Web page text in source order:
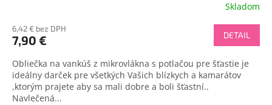
Skladom
6,42 € bez DPH
7,90 € DETAIL
Obliečka na vankúš z mikrovlákna s potlačou pre šťastie je
ideálny darček pre všetkých Vašich blízkych a kamarátov
,ktorým prajete aby sa mali dobre a boli šťastní..
Navlečená...